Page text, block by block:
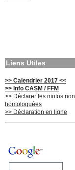
Liens Utiles
>> Calendrier 2017 <<
>> Info CASM / FFM
>> Déclarer les motos non
homologuées
>> Déclaration en ligne